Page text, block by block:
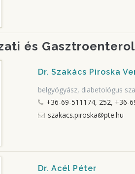
és
Dr. Szakács Piroska
belgyógyász, diabetológus
+36-69-511174, 252, +36-
szakacs.piroska@pte.hu
Dr. Acél Péter